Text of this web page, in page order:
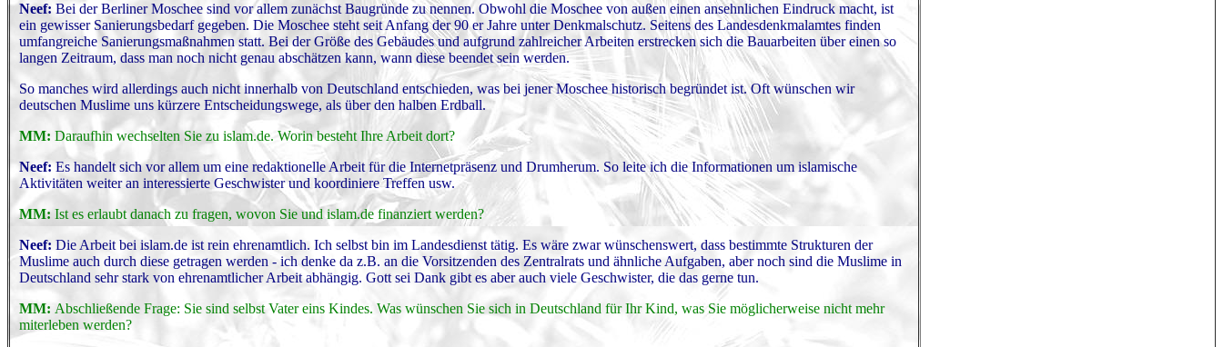
Neef: Bei der Berliner Moschee sind vor allem zunächst Baugründe zu nennen. Obwohl die Moschee von außen einen ansehnlichen Eindruck macht, ist
ein gewisser Sanierungsbedarf gegeben. Die Moschee steht seit Anfang der 90 er Jahre unter Denkmalschutz. Seitens des Landesdenkmalamtes finden
umfangreiche Sanierungsmaßnahmen statt. Bei der Größe des Gebäudes und aufgrund zahlreicher Arbeiten erstrecken sich die Bauarbeiten über einen so
langen Zeitraum, dass man noch nicht genau abschätzen kann, wann diese beendet sein werden.
So manches wird allerdings auch nicht innerhalb von Deutschland entschieden, was bei jener Moschee historisch begründet ist. Oft wünschen wir
deutschen Muslime uns kürzere Entscheidungswege, als über den halben Erdball.
MM: Daraufhin wechselten Sie zu islam.de. Worin besteht Ihre Arbeit dort?
Neef: Es handelt sich vor allem um eine redaktionelle Arbeit für die Internetpräsenz und Drumherum. So leite ich die Informationen um islamische
Aktivitäten weiter an interessierte Geschwister und koordiniere Treffen usw.
MM: Ist es erlaubt danach zu fragen, wovon Sie und islam.de finanziert werden?
Neef: Die Arbeit bei islam.de ist rein ehrenamtlich. Ich selbst bin im Landesdienst tätig. Es wäre zwar wünschenswert, dass bestimmte Strukturen der
Muslime auch durch diese getragen werden - ich denke da z.B. an die Vorsitzenden des Zentralrats und ähnliche Aufgaben, aber noch sind die Muslime in
Deutschland sehr stark von ehrenamtlicher Arbeit abhängig. Gott sei Dank gibt es aber auch viele Geschwister, die das gerne tun.
MM: Abschließende Frage: Sie sind selbst Vater eins Kindes. Was wünschen Sie sich in Deutschland für Ihr Kind, was Sie möglicherweise nicht mehr
miterleben werden?